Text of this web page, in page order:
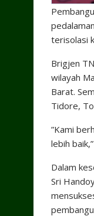
terisolasi
​Brigjen
wilayah
Barat.
Tidore,
​”Kami
lebih
​Dalam
Sri